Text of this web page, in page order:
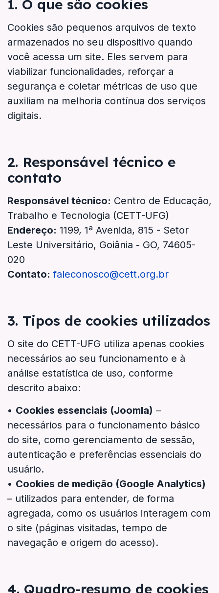
1. O que são cookies
Cookies são pequenos arquivos de texto
armazenados no seu dispositivo quando
você acessa um site. Eles servem para
viabilizar funcionalidades, reforçar a
segurança e coletar métricas de uso que
auxiliam na melhoria contínua dos serviços
digitais.
2. Responsável técnico e
contato
Responsável técnico: Centro de Educação,
Trabalho e Tecnologia (CETT-UFG)
Endereço: 1199, 1ª Avenida, 815 - Setor
Leste Universitário, Goiânia - GO, 74605-
020
Contato: faleconosco@cett.org.br
3. Tipos de cookies utilizados
O site do CETT-UFG utiliza apenas cookies
necessários ao seu funcionamento e à
análise estatística de uso, conforme
descrito abaixo:
• Cookies essenciais (Joomla) –
necessários para o funcionamento básico
do site, como gerenciamento de sessão,
autenticação e preferências essenciais do
usuário.
• Cookies de medição (Google Analytics)
– utilizados para entender, de forma
agregada, como os usuários interagem com
o site (páginas visitadas, tempo de
navegação e origem do acesso).
4. Quadro-resumo de cookies